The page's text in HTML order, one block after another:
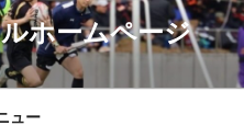
ホームページ
ュー